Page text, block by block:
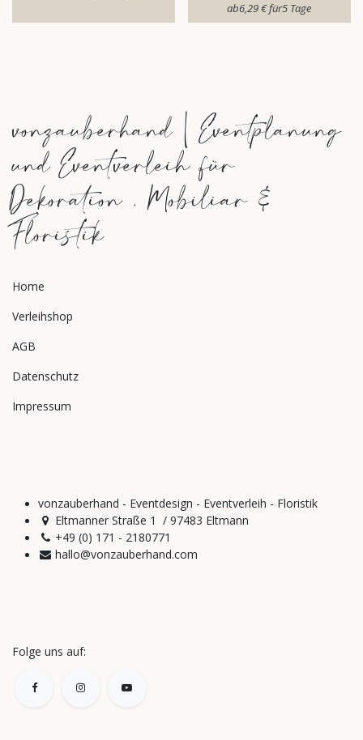
ab​6,29€für​5 Tage
vonzauberhand | Eventplanung
und Eventverleih für
Dekoration , Mobiliar &
Floristik
Home
Verleihshop
AGB
Datenschutz
Impressum
vonzauberhand - Eventdesign - Eventverleih - Floristik
Eltmanner Straße 1 / 97483 Eltmann
+49 (0) 171 - 2180771
hallo@vonzauberhand.com
Folge uns auf: